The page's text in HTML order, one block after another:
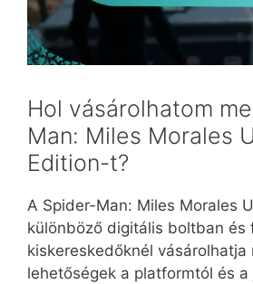
Hol vásárolhatom
Man: Miles Morales
Edition-t?
A Spider-Man: Miles Morales
különböző digitális boltban és
kiskereskedőknél vásárolhatja
lehetőségek a platformtól és a